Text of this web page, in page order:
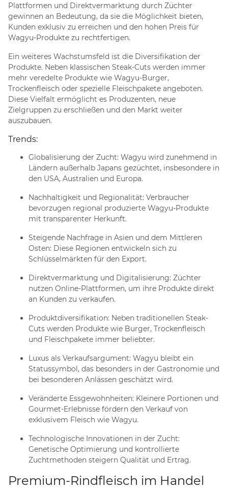
Plattformen und Direktvermarktung durch Züchter
gewinnen an Bedeutung, da sie die Möglichkeit bieten,
Kunden exklusiv zu erreichen und den hohen Preis für
Wagyu-Produkte zu rechtfertigen.
Ein weiteres Wachstumsfeld ist die Diversifikation der
Produkte. Neben klassischen Steak-Cuts werden immer
mehr veredelte Produkte wie Wagyu-Burger,
Trockenfleisch oder spezielle Fleischpakete angeboten.
Diese Vielfalt ermöglicht es Produzenten, neue
Zielgruppen zu erschließen und den Markt weiter
auszubauen.
Trends:
Globalisierung der Zucht: Wagyu wird zunehmend in
Ländern außerhalb Japans gezüchtet, insbesondere in
den USA, Australien und Europa.
Nachhaltigkeit und Regionalität: Verbraucher
bevorzugen regional produzierte Wagyu-Produkte
mit transparenter Herkunft.
Steigende Nachfrage in Asien und dem Mittleren
Osten: Diese Regionen entwickeln sich zu
Schlüsselmärkten für den Export.
Direktvermarktung und Digitalisierung: Züchter
nutzen Online-Plattformen, um ihre Produkte direkt
an Kunden zu verkaufen.
Produktdiversifikation: Neben traditionellen Steak-
Cuts werden Produkte wie Burger, Trockenfleisch
und Fleischpakete immer beliebter.
Luxus als Verkaufsargument: Wagyu bleibt ein
Statussymbol, das besonders in der Gastronomie und
bei besonderen Anlässen geschätzt wird.
Veränderte Essgewohnheiten: Kleinere Portionen und
Gourmet-Erlebnisse fördern den Verkauf von
exklusivem Fleisch wie Wagyu.
Technologische Innovationen in der Zucht:
Genetische Optimierung und kontrollierte
Zuchtmethoden steigern Qualität und Ertrag.
Premium-Rindfleisch im Handel